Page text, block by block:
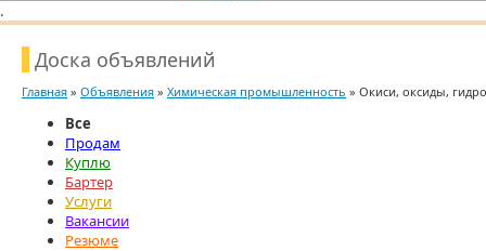
.
Доска объявлений
Главная » Объявления » Химическая промышленность » Окиси, оксиды,
Все
Продам
Куплю
Бартер
Услуги
Вакансии
Резюме